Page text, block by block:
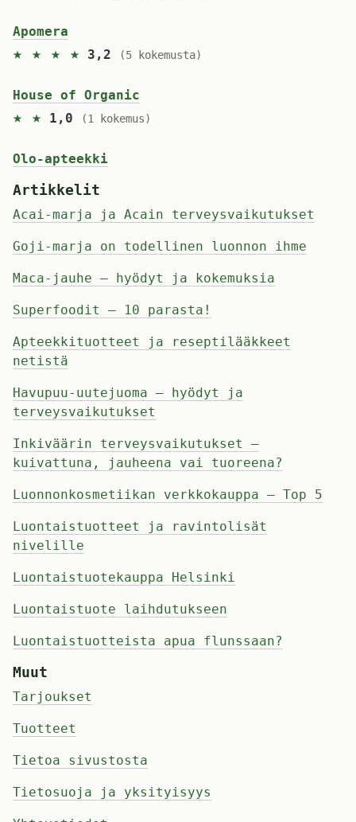
Apomera
★ ★ ★ ★ 3,2 (5 kokemusta)
House of Organic
★ ★ 1,0 (1 kokemus)
Olo-apteekki
Artikkelit
Acai-marja ja Acain terveysvaikutukset
Goji-marja on todellinen luonnon ihme
Maca-jauhe – hyödyt ja kokemuksia
Superfoodit – 10 parasta!
Apteekkituotteet ja reseptilääkkeet
netistä
Havupuu-uutejuoma – hyödyt ja
terveysvaikutukset
Inkiväärin terveysvaikutukset –
kuivattuna, jauheena vai tuoreena?
Luonnonkosmetiikan verkkokauppa – Top 5
Luontaistuotteet ja ravintolisät
nivelille
Luontaistuotekauppa Helsinki
Luontaistuote laihdutukseen
Luontaistuotteista apua flunssaan?
Muut
Tarjoukset
Tuotteet
Tietoa sivustosta
Tietosuoja ja yksityisyys